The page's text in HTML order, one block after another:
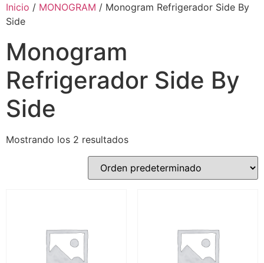
Inicio / MONOGRAM / Monogram Refrigerador Side By
Side
Monogram
Refrigerador Side By
Side
Mostrando los 2 resultados